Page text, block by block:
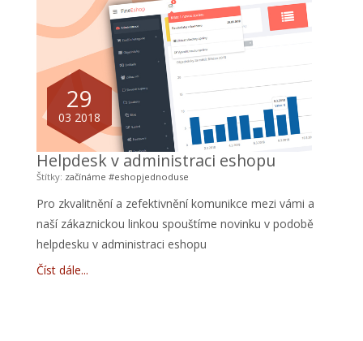
29
03 2018
Helpdesk v administraci eshopu
Štítky: začínáme #eshopjednoduse
Pro zkvalitnění a zefektivnění komunikce mezi vámi a
naší zákaznickou linkou spouštíme novinku v podobě
helpdesku v administraci eshopu
Číst dále